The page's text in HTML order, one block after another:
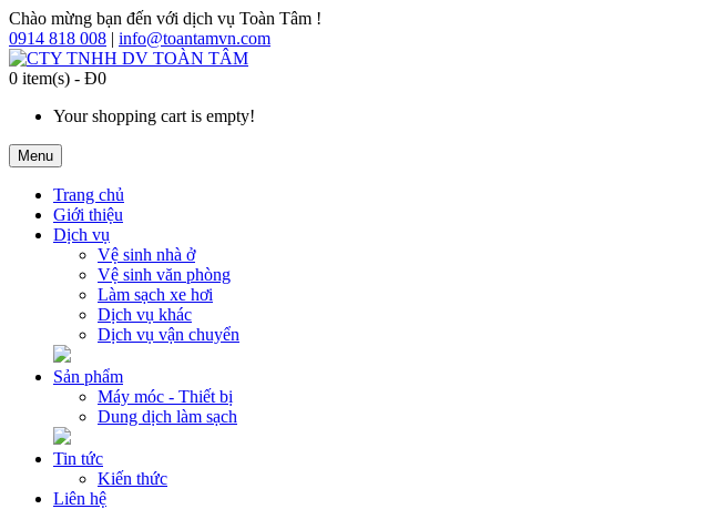
Chào mừng bạn đến với dịch vụ Toàn Tâm !
0914 818 008 | info@toantamvn.com
0 item(s) - Đ0
Your shopping cart is empty!
Menu
Trang chủ
Giới thiệu
Dịch vụ
Vệ sinh nhà ở
Vệ sinh văn phòng
Làm sạch xe hơi
Dịch vụ khác
Dịch vụ vận chuyển
Sản phẩm
Máy móc - Thiết bị
Dung dịch làm sạch
Tin tức
Kiến thức
Liên hệ